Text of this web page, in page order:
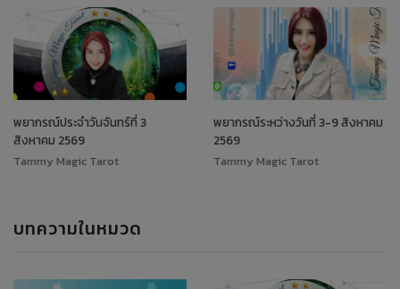
พยากรณ์ประจำวันจันทร์ที่ 3
สิงหาคม 2569
Tammy Magic Tarot
พยากรณ์ระหว่างวันที่ 3-9 สิงหาคม
2569
Tammy Magic Tarot
บทความในหมวด